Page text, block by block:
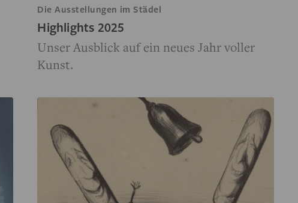
Die Ausstellungen im Städel
Highlights 2025
Unser Ausblick auf ein neues Jahr voller
Kunst.